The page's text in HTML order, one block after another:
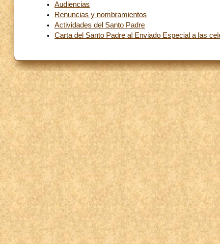
Audiencias
Renuncias y nombramientos
Actividades del Santo Padre
Carta del Santo Padre al Enviado Especial a las